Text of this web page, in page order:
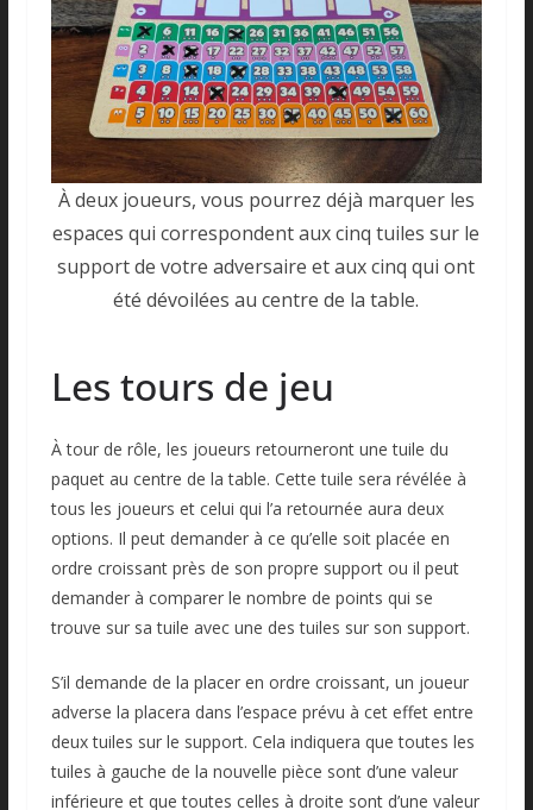
À deux joueurs, vous pourrez déjà marquer les
espaces qui correspondent aux cinq tuiles sur le
support de votre adversaire et aux cinq qui ont
été dévoilées au centre de la table.
Les tours de jeu
À tour de rôle, les joueurs retourneront une tuile du
paquet au centre de la table. Cette tuile sera révélée à
tous les joueurs et celui qui l’a retournée aura deux
options. Il peut demander à ce qu’elle soit placée en
ordre croissant près de son propre support ou il peut
demander à comparer le nombre de points qui se
trouve sur sa tuile avec une des tuiles sur son support.
S’il demande de la placer en ordre croissant, un joueur
adverse la placera dans l’espace prévu à cet effet entre
deux tuiles sur le support. Cela indiquera que toutes les
tuiles à gauche de la nouvelle pièce sont d’une valeur
inférieure et que toutes celles à droite sont d’une valeur